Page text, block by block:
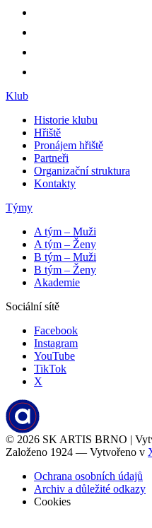
Klub
Historie klubu
Hřiště
Pronájem hřiště
Partneři
Organizační struktura
Kontakty
Týmy
A tým – Muži
A tým – Ženy
B tým – Muži
B tým – Ženy
Akademie
Sociální sítě
Facebook
Instagram
YouTube
TikTok
X
© 2026 SK ARTIS BRNO |
Založeno 1924 — Vytvořeno v
Ochrana osobních údajů
Archiv a důležité odkazy
Cookies